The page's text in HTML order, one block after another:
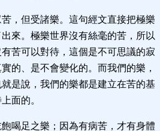
，但受諸樂。這句經文直接把極樂
來。極樂世界沒有絲毫的苦，所以
苦可以對待，這個是不可思議的寂
的、是不會變化的。而我們的樂，
是說，我們的樂都是建立在苦的基
面的。
喝足之樂；因為有病苦，才有身體